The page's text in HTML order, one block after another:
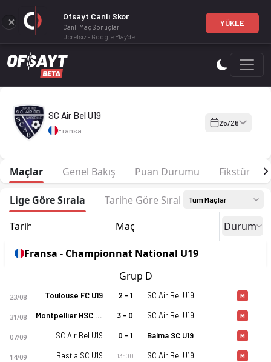
SC Air Bel U19 25-26 sezonu | Championnat National U19
SC Air Bel U19
Fransa
25/26
Maçlar Genel Bakış Puan Durumu Fikstür
Lige Göre Sırala Tarihe Göre Sırala Tüm Maçlar
Tarih Maç Durum
Fransa - Championnat National U19
Grup D
23/08 Toulouse FC U19 2 - 1 SC Air Bel U19 M
31/08 Montpellier HSC U19 3 - 0 SC Air Bel U19 M
07/09 SC Air Bel U19 0 - 1 Balma SC U19 M
14/09 Bastia SC U19 13:00 SC Air Bel U19 M
Ofsayt Canlı Skor
Canlı Maç Sonuçları
Ücretsiz - Google Play'de
YÜKLE